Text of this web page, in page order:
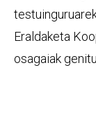
Eraldaketa
osagaiak